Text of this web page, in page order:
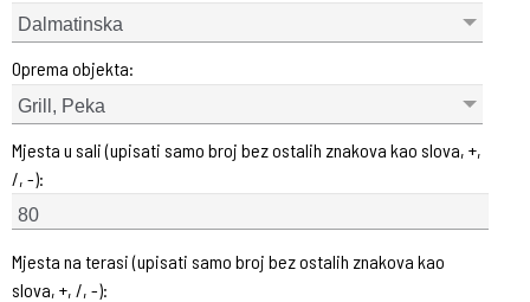
Dalmatinska
Oprema objekta:
Grill, Peka
Mjesta u sali (upisati samo broj bez ostalih znakova kao slova, +,
/, -):
Mjesta na terasi (upisati samo broj bez ostalih znakova kao
slova, +, /, -):